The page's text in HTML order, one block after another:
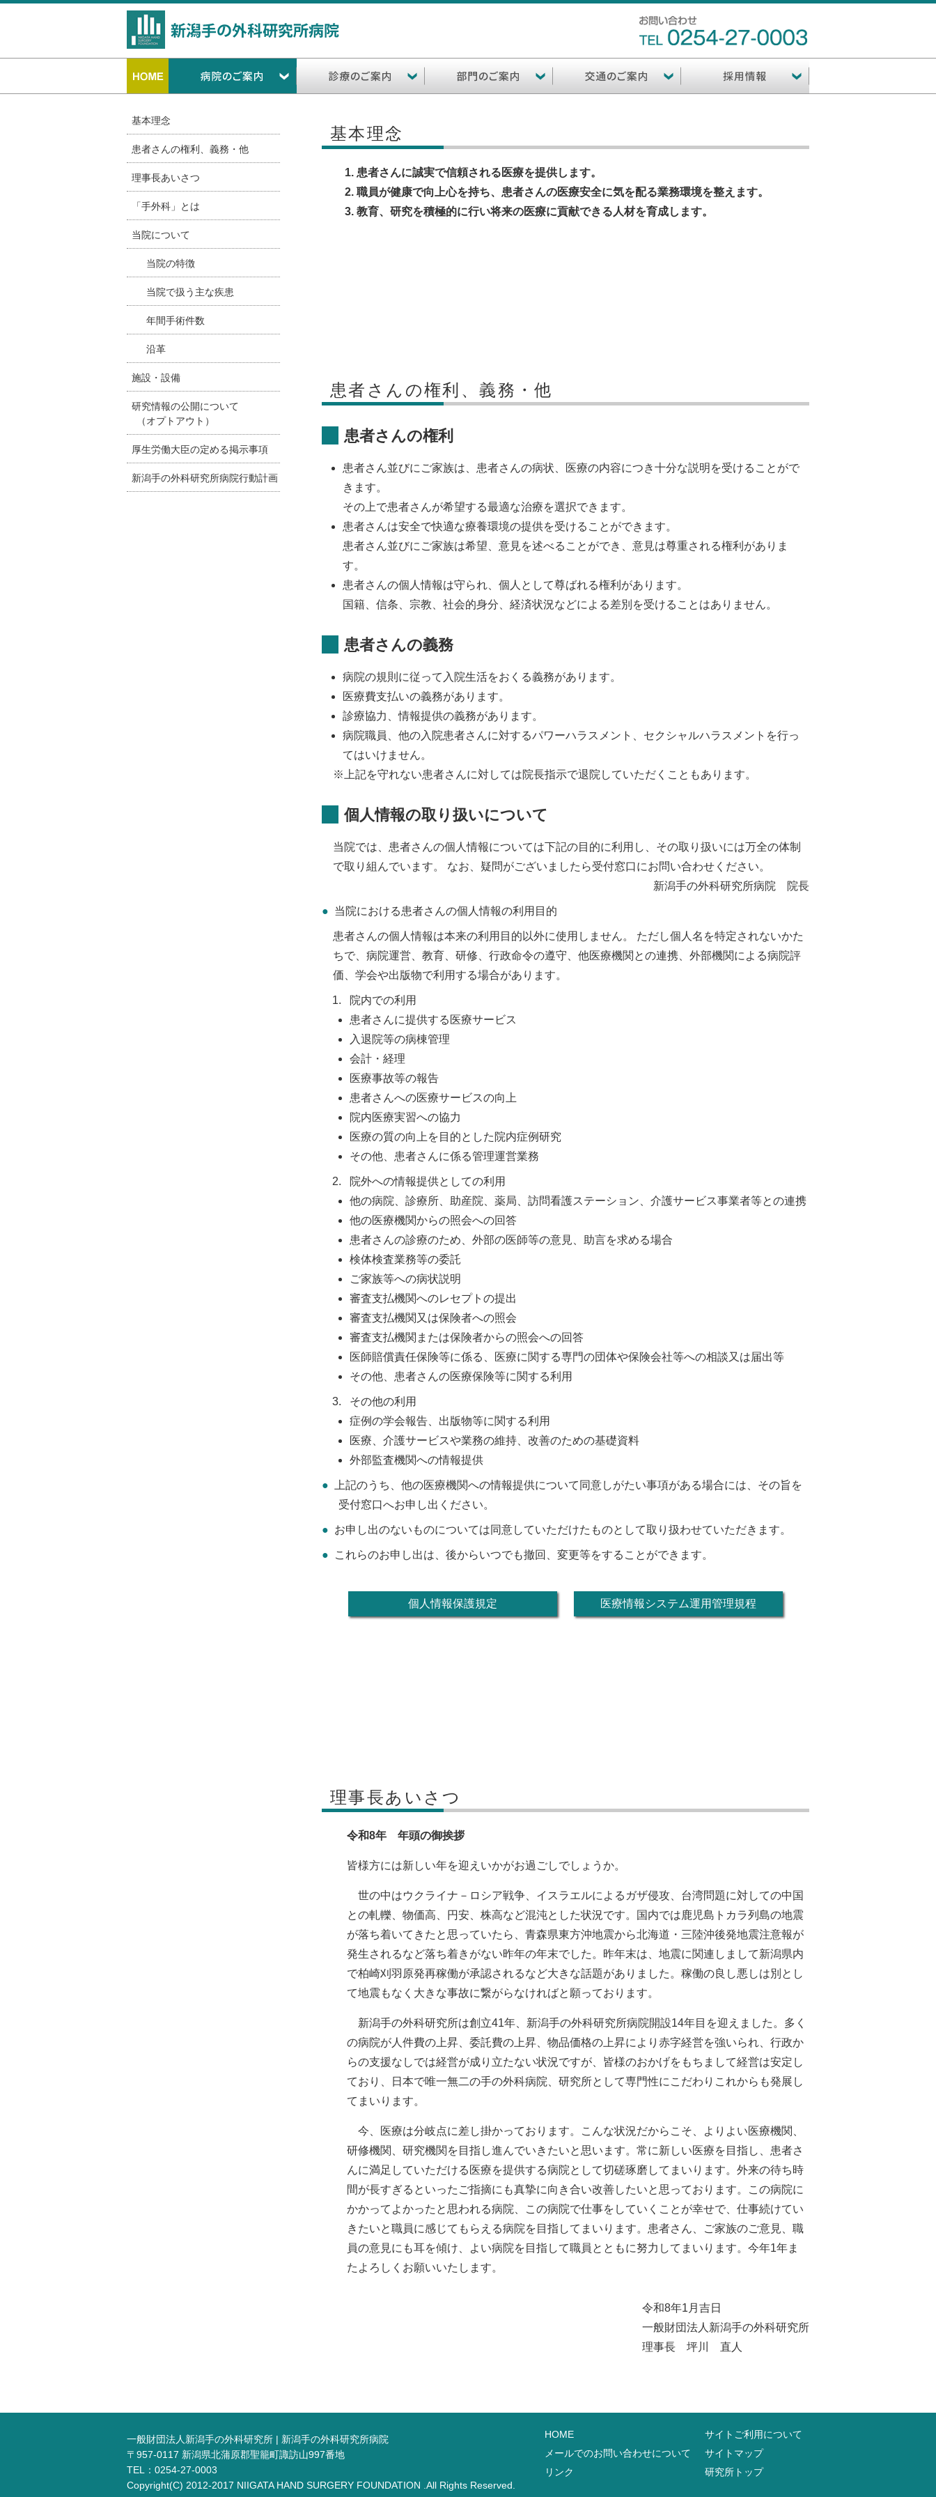
基本理念
患者さんの権利、義務・他
理事長あいさつ
「手外科」とは
当院について
当院の特徴
当院で扱う主な疾患
年間手術件数
沿革
施設・設備
研究情報の公開について
（オプトアウト）
厚生労働大臣の定める掲示事項
新潟手の外科研究所病院行動計画
基本理念
患者さんに誠実で信頼される医療を提供します。
職員が健康で向上心を持ち、患者さんの医療安全に気を配る業務環境を整えます。
教育、研究を積極的に行い将来の医療に貢献できる人材を育成します。
患者さんの権利、義務・他
患者さんの権利
患者さん並びにご家族は、患者さんの病状、医療の内容につき十分な説明を受けることがで
きます。
その上で患者さんが希望する最適な治療を選択できます。
患者さんは安全で快適な療養環境の提供を受けることができます。
患者さん並びにご家族は希望、意見を述べることができ、意見は尊重される権利がありま
す。
患者さんの個人情報は守られ、個人として尊ばれる権利があります。
国籍、信条、宗教、社会的身分、経済状況などによる差別を受けることはありません。
患者さんの義務
病院の規則に従って入院生活をおくる義務があります。
医療費支払いの義務があります。
診療協力、情報提供の義務があります。
病院職員、他の入院患者さんに対するパワーハラスメント、セクシャルハラスメントを行っ
てはいけません。
※上記を守れない患者さんに対しては院長指示で退院していただくこともあります。
個人情報の取り扱いについて
当院では、患者さんの個人情報については下記の目的に利用し、その取り扱いには万全の体制
で取り組んでいます。 なお、疑問がございましたら受付窓口にお問い合わせください。
新潟手の外科研究所病院 院長
当院における患者さんの個人情報の利用目的
患者さんの個人情報は本来の利用目的以外に使用しません。 ただし個人名を特定されないかた
ちで、病院運営、教育、研修、行政命令の遵守、他医療機関との連携、外部機関による病院評
価、学会や出版物で利用する場合があります。
院内での利用
患者さんに提供する医療サービス
入退院等の病棟管理
会計・経理
医療事故等の報告
患者さんへの医療サービスの向上
院内医療実習への協力
医療の質の向上を目的とした院内症例研究
その他、患者さんに係る管理運営業務
院外への情報提供としての利用
他の病院、診療所、助産院、薬局、訪問看護ステーション、介護サービス事業者等との連携
他の医療機関からの照会への回答
患者さんの診療のため、外部の医師等の意見、助言を求める場合
検体検査業務等の委託
ご家族等への病状説明
審査支払機関へのレセプトの提出
審査支払機関又は保険者への照会
審査支払機関または保険者からの照会への回答
医師賠償責任保険等に係る、医療に関する専門の団体や保険会社等への相談又は届出等
その他、患者さんの医療保険等に関する利用
その他の利用
症例の学会報告、出版物等に関する利用
医療、介護サービスや業務の維持、改善のための基礎資料
外部監査機関への情報提供
上記のうち、他の医療機関への情報提供について同意しがたい事項がある場合には、その旨を
受付窓口へお申し出ください。
お申し出のないものについては同意していただけたものとして取り扱わせていただきます。
これらのお申し出は、後からいつでも撤回、変更等をすることができます。
個人情報保護規定 医療情報システム運用管理規程
理事長あいさつ
令和8年 年頭の御挨拶
皆様方には新しい年を迎えいかがお過ごしでしょうか。
世の中はウクライナ－ロシア戦争、イスラエルによるガザ侵攻、台湾問題に対しての中国
との軋轢、物価高、円安、株高など混沌とした状況です。国内では鹿児島トカラ列島の地震
が落ち着いてきたと思っていたら、青森県東方沖地震から北海道・三陸沖後発地震注意報が
発生されるなど落ち着きがない昨年の年末でした。昨年末は、地震に関連しまして新潟県内
で柏崎刈羽原発再稼働が承認されるなど大きな話題がありました。稼働の良し悪しは別とし
て地震もなく大きな事故に繋がらなければと願っております。
新潟手の外科研究所は創立41年、新潟手の外科研究所病院開設14年目を迎えました。多く
の病院が人件費の上昇、委託費の上昇、物品価格の上昇により赤字経営を強いられ、行政か
らの支援なしでは経営が成り立たない状況ですが、皆様のおかげをもちまして経営は安定し
ており、日本で唯一無二の手の外科病院、研究所として専門性にこだわりこれからも発展し
てまいります。
今、医療は分岐点に差し掛かっております。こんな状況だからこそ、よりよい医療機関、
研修機関、研究機関を目指し進んでいきたいと思います。常に新しい医療を目指し、患者さ
んに満足していただける医療を提供する病院として切磋琢磨してまいります。外来の待ち時
間が長すぎるといったご指摘にも真摯に向き合い改善したいと思っております。この病院に
かかってよかったと思われる病院、この病院で仕事をしていくことが幸せで、仕事続けてい
きたいと職員に感じてもらえる病院を目指してまいります。患者さん、ご家族のご意見、職
員の意見にも耳を傾け、よい病院を目指して職員とともに努力してまいります。今年1年ま
たよろしくお願いいたします。
令和8年1月吉日
一般財団法人新潟手の外科研究所
理事長 坪川 直人
一般財団法人新潟手の外科研究所 | 新潟手の外科研究所病院
〒957-0117 新潟県北蒲原郡聖籠町諏訪山997番地
TEL：0254-27-0003
Copyright(C) 2012-2017 NIIGATA HAND SURGERY FOUNDATION .All Rights Reserved.
HOME
メールでのお問い合わせについて
リンク
サイトご利用について
サイトマップ
研究所トップ